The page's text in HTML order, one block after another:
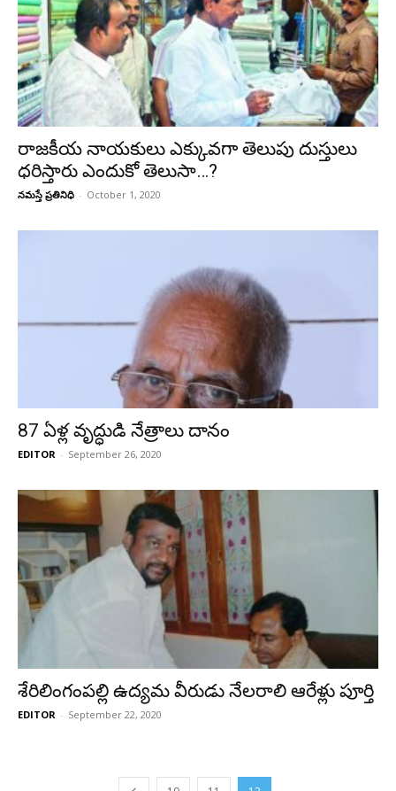
రాజకీయ నాయకులు ఎక్కువగా తెలుపు దుస్తులు
ధరిస్తారు ఎందుకో తెలుసా…?
నమస్తే ప్రతినిధి - October 1, 2020
87 ఏళ్ల వృద్ధుడి నేత్రాలు దానం
EDITOR - September 26, 2020
శేరిలింగంపల్లి ఉద్యమ వీరుడు నేలరాలి ఆరేళ్లు పూర్తి
EDITOR - September 22, 2020